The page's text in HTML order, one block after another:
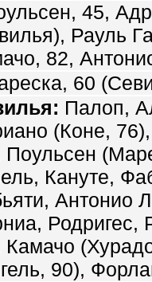
45,
Рауль
82,
60
Палоп,
(Коне,
Поульсен
Кануте,
Антонио
Родригес,
Камачо
90),